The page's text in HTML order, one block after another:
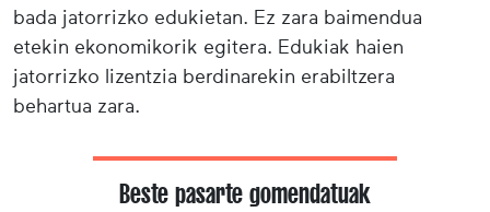
bada jatorrizko edukietan. Ez zara baimendua
etekin ekonomikorik egitera. Edukiak haien
jatorrizko lizentzia berdinarekin erabiltzera
behartua zara.
Beste pasarte gomendatuak